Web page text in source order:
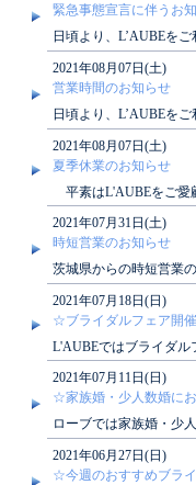
緊急事態宣言に伴うお
日頃より、L’AUBEを
城県からの緊急事態宣
2021年08月07日(土)
営業時間のお知らせ
日頃より、L’AUBEを
城県からのまん延防止
2021年08月07日(土)
夏季休業のお知らせ
平素はL'AUBEをご愛
季休業期間につきまし
2021年07月31日(土)
時短営業のお知らせ
茨城県からの時短営業
せて頂きます。◇期間：
2021年07月18日(日)
☆ブライダルフェア開
L'AUBEではブライダル
日も開催しております
2021年07月11日(日)
☆家族婚・少人数婚に
ローブでは家族婚・少
ざいます！アットホー
す♪詳し..
2021年06月27日(日)
☆今週のおすすめブラ